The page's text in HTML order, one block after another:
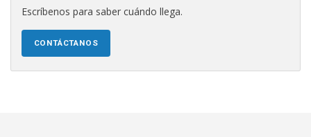
Escríbenos para saber cuándo llega.
CONTÁCTANOS